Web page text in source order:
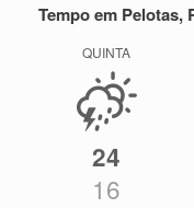
Tempo em Pelotas,
QUINTA
24
16